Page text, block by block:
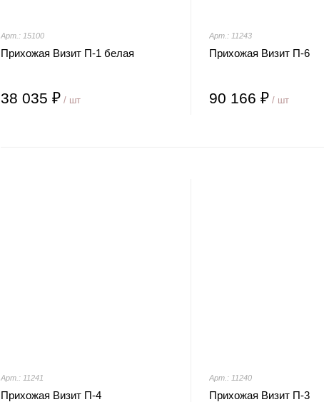
Арт.: 15100
Прихожая Визит П-1 белая
38 035 ₽ / шт
Арт.: 11243
Прихожая Визит П-6
90 166 ₽/ шт
Арт.: 11241
Прихожая Визит П-4
Арт.: 11240
Прихожая Визит П-3